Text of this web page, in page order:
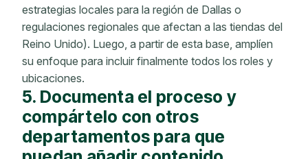
estrategias locales para la región de Dallas o
regulaciones regionales que afectan a las tiendas del
Reino Unido). Luego, a partir de esta base, amplíen
su enfoque para incluir finalmente todos los roles y
ubicaciones.
5. Documenta el proceso y
compártelo con otros
departamentos para que